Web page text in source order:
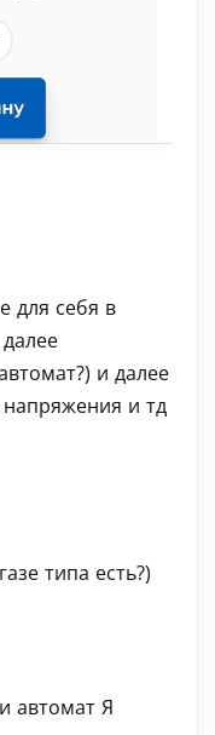
для себя в
и далее
и тд
типа есть?)
автомат Я